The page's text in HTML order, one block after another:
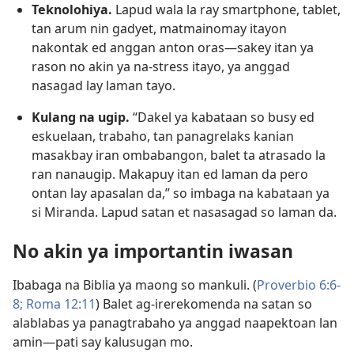
Teknolohiya. Lapud wala la ray smartphone, tablet,
tan arum nin gadyet, matmainomay itayon
nakontak ed anggan anton oras​—sakey itan ya
rason no akin ya na-stress itayo, ya anggad
nasagad lay laman tayo.
Kulang na ugip. “Dakel ya kabataan so busy ed
eskuelaan, trabaho, tan panagrelaks kanian
masakbay iran ombabangon, balet ta atrasado la
ran nanaugip. Makapuy itan ed laman da pero
ontan lay apasalan da,” so imbaga na kabataan ya
si Miranda. Lapud satan et nasasagad so laman da.
No akin ya importantin iwasan
Ibabaga na Biblia ya maong so mankuli. (Proverbio 6:6-
8; Roma 12:11) Balet ag-irerekomenda na satan so
alablabas ya panagtrabaho ya anggad naapektoan lan
amin​—pati say kalusugan mo.